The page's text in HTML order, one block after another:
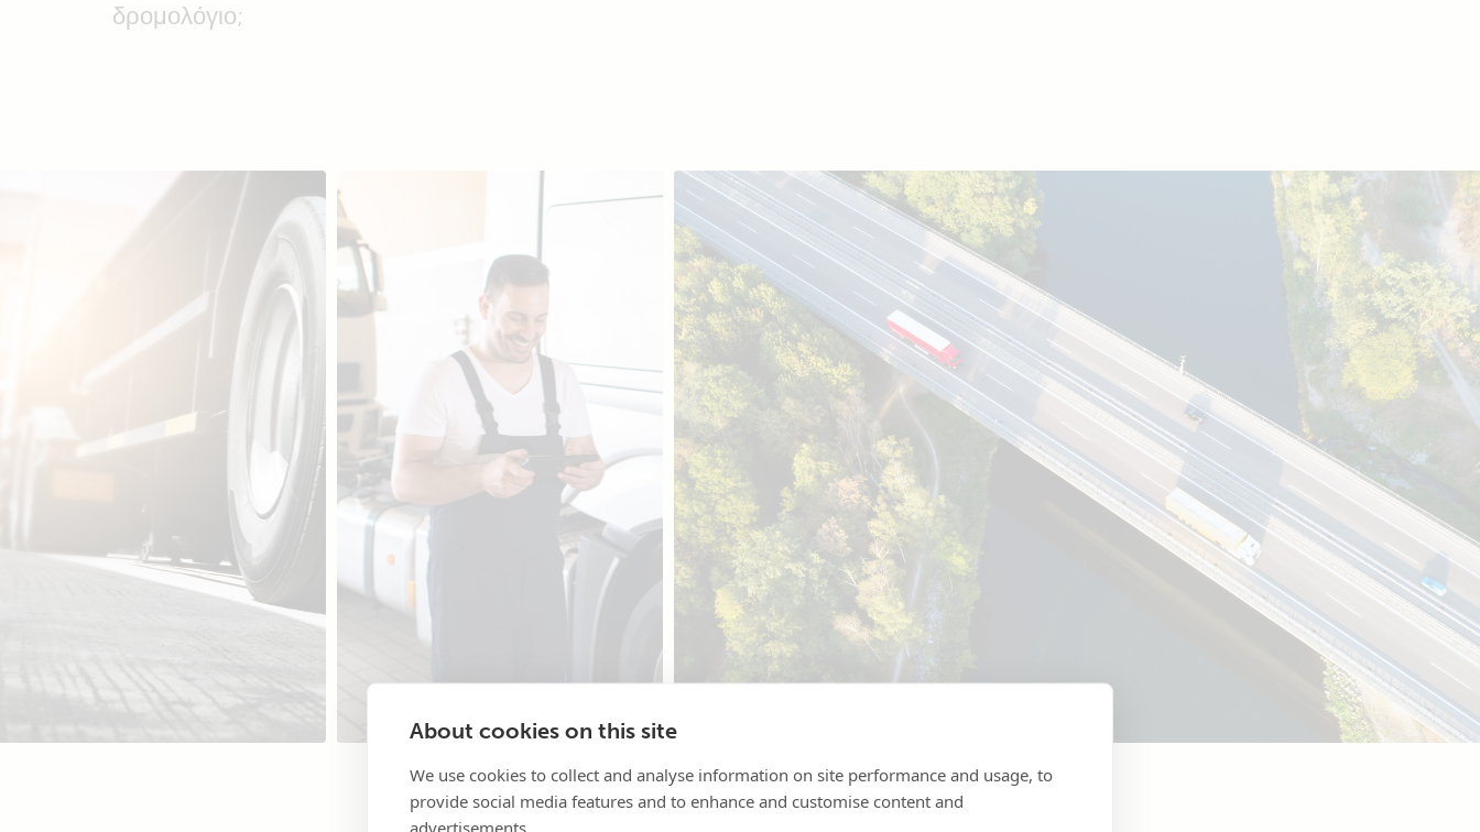
About cookies on this site
We use cookies to collect and analyse information on site performance and usage, to
provide social media features and to enhance and customise content and
advertisements.
δρομολόγιο;